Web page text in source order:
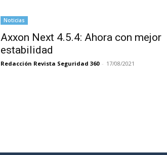
Noticias
Axxon Next 4.5.4: Ahora con mejor
estabilidad
Redacción Revista Seguridad 360 - 17/08/2021